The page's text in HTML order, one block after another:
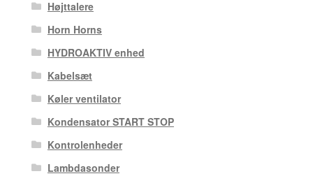
Højttalere
Horn Horns
HYDROAKTIV enhed
Kabelsæt
Køler ventilator
Kondensator START STOP
Kontrolenheder
Lambdasonder